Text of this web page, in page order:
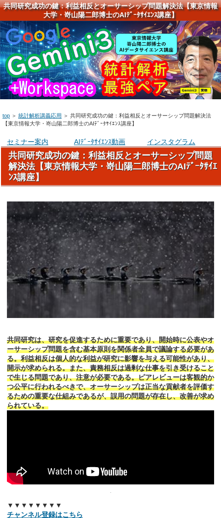
共同研究成功の鍵：利益相反とオーサーシップ問題解決法【東京情報
大学・嵜山陽二郎博士のAIﾃﾞｰﾀｻｲｴﾝｽ講座】
top ＞ 統計解析講義応用 ＞ 共同研究成功の鍵：利益相反とオーサーシップ問題解決法
【東京情報大学・嵜山陽二郎博士のAIﾃﾞｰﾀｻｲｴﾝｽ講座】
セミナー案内 AIﾃﾞｰﾀｻｲｴﾝｽ動画 インスタグラム
共同研究成功の鍵：利益相反とオーサーシップ問題
解決法【東京情報大学・嵜山陽二郎博士のAIﾃﾞｰﾀｻｲｴ
ﾝｽ講座】
共同研究は、研究を促進するために重要であり、開始時に公表やオ
ーサーシップ問題を含む基本原則を関係者全員で議論する必要があ
る。利益相反は個人的な利益が研究に影響を与える可能性があり、
開示が求められる。また、責務相反は過剰な仕事を引き受けること
で生じる問題であり、注意が必要である。ピアレビューは客観的か
つ公平に行われるべきで、オーサーシップは正当な貢献者を評価す
るための重要な仕組みであるが、誤用の問題が存在し、改善が求め
られている。
▼▼▼▼▼▼▼▼
チャンネル登録はこちら